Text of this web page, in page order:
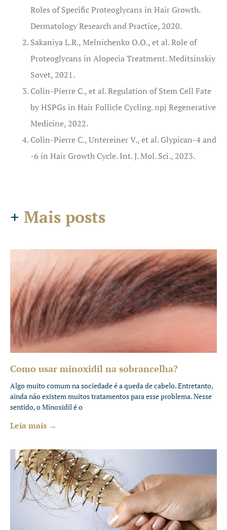
Roles of Specific Proteoglycans in Hair Growth.
Dermatology Research and Practice, 2020.
Sakaniya L.R., Melnichenko O.O., et al. Role of
Proteoglycans in Alopecia Treatment. Meditsinskiy
Sovet, 2021.
Colin-Pierre C., et al. Regulation of Stem Cell Fate
by HSPGs in Hair Follicle Cycling. npj Regenerative
Medicine, 2022.
Colin-Pierre C., Untereiner V., et al. Glypican-4 and
-6 in Hair Growth Cycle. Int. J. Mol. Sci., 2023.
+ Mais posts
Como usar minoxidil na sobrancelha?
Algo muito comum na sociedade é a queda de cabelo. Entretanto,
ainda não existem muitos tratamentos para esse problema. Nesse
sentido, o Minoxidil é o
Leia mais →